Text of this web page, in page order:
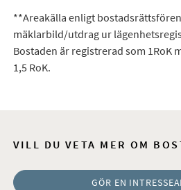
**Areakälla enligt
mäklarbild/utdrag ur
Bostaden är registrerad som 1RoK
1,5 RoK.
VILL DU VETA MER OM
GÖR EN